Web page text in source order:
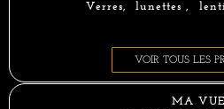
Verres, lunettes ,
VOIR TOUS LES
MA VUE